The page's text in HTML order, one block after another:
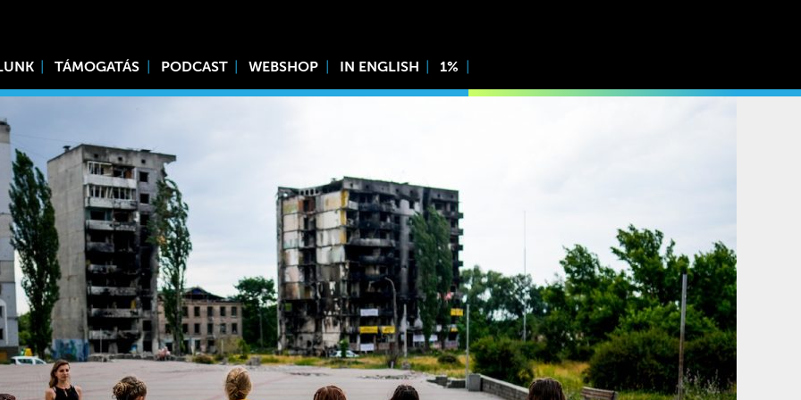
TÁMOGATÁS PODCAST WEBSHOP IN ENGLISH 1%